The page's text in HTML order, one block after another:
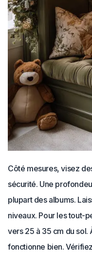
Côté mesures, visez
sécurité. Une
plupart des albums.
niveaux. Pour les tout-
vers 25 à 35 cm du sol.
fonctionne bien.